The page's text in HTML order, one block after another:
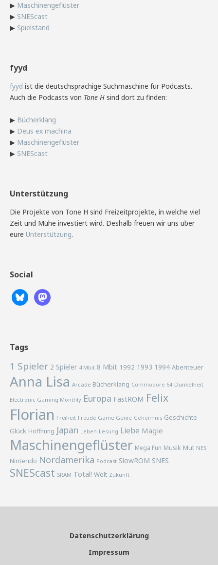
▶ Maschinengeflüster
▶ SNEScast
▶ Spielstand
fyyd
fyyd ist die deutschsprachige Suchmaschine für Podcasts.
Auch die Podcasts von Tone H sind dort zu finden:
▶ Bücherklang
▶ Deus ex machina
▶ Maschinengeflüster
▶ SNEScast
Unterstützung
Die Projekte von Tone H sind Freizeitprojekte, in welche viel
Zeit und Mühe investiert wird. Deshalb freuen wir uns über
eure Unterstützung.
Social
Tags
1 Spieler 2 Spieler 4 Mbit 8 Mbit 1992 1993 1994 Abenteuer
Anna Lisa Arcade Bücherklang Commodore 64 Dunkelheit
Electronic Gaming Monthly Europa FastROM Felix
Florian Freiheit Freude Game Genie Geheimnis Geschichte
Glück Hoffnung Japan Leben Lesung Liebe Magie
Maschinengeflüster Mega Fun Musik Mut NES
Nintendo Nordamerika Podcast SlowROM SNES
SNEScast SRAM Total! Welt Zukunft
Datenschutzerklärung
Impressum